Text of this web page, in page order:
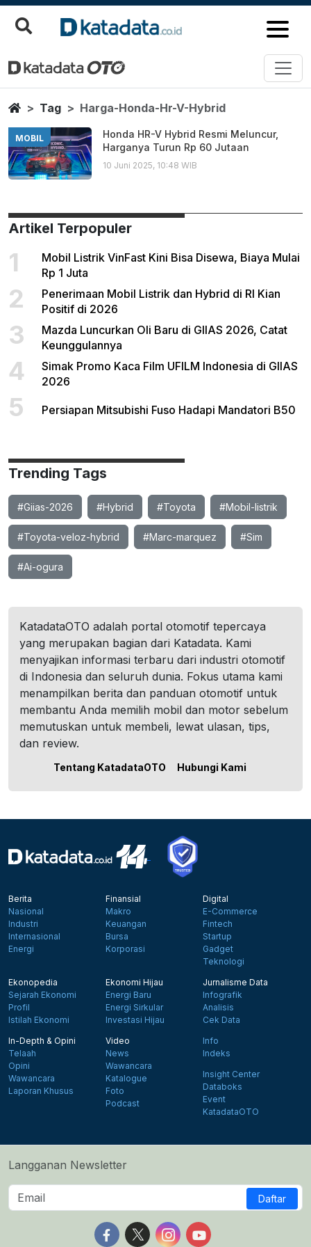
Harga Honda Hr V Hybrid
Berita Terbaru
HomeTag Harga-Honda-Hr-V-Hybrid
MOBIL
Honda HR-V Hybrid Resmi Meluncur,
Harganya Turun Rp 60 Jutaan
10 Juni 2025, 10:48 WIB
Artikel Terpopuler
1
Mobil Listrik VinFast Kini Bisa Disewa, Biaya Mulai
Rp 1 Juta
2
Penerimaan Mobil Listrik dan Hybrid di RI Kian
Positif di 2026
3
Mazda Luncurkan Oli Baru di GIIAS 2026, Catat
Keunggulannya
4
Simak Promo Kaca Film UFILM Indonesia di GIIAS
2026
5 Persiapan Mitsubishi Fuso Hadapi Mandatori B50
Trending Tags
#Giias-2026 #Hybrid #Toyota #Mobil-listrik
#Toyota-veloz-hybrid #Marc-marquez #Sim
#Ai-ogura
KatadataOTO adalah portal otomotif tepercaya
yang merupakan bagian dari Katadata. Kami
menyajikan informasi terbaru dari industri otomotif
di Indonesia dan seluruh dunia. Fokus utama kami
menampilkan berita dan panduan otomotif untuk
membantu Anda memilih mobil dan motor sebelum
memutuskan untuk membeli, lewat ulasan, tips,
dan review.
Tentang KatadataOTO Hubungi Kami
Berita
Nasional
Industri
Internasional
Energi
Finansial
Makro
Keuangan
Bursa
Korporasi
Digital
E-Commerce
Fintech
Startup
Gadget
Teknologi
Ekonopedia
Sejarah Ekonomi
Profil
Istilah Ekonomi
Ekonomi Hijau
Energi Baru
Energi Sirkular
Investasi Hijau
Jurnalisme Data
Infografik
Analisis
Cek Data
In-Depth & Opini
Telaah
Opini
Wawancara
Laporan Khusus
Video
News
Wawancara
Katalogue
Foto
Podcast
Info
Indeks
Insight Center
Databoks
Event
KatadataOTO
Langganan Newsletter
Daftar
Follow us on Facebook
Follow us on X
Follow us on Instagram
Follow us on